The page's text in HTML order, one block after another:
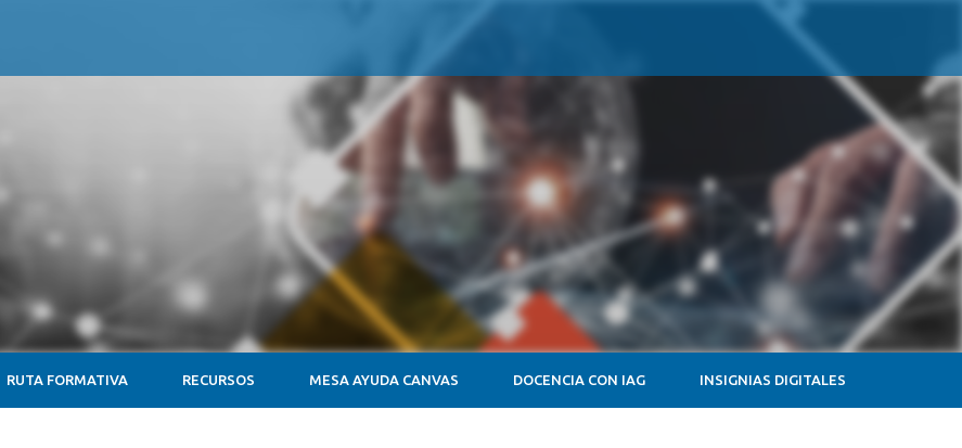
RUTA FORMATIVA RECURSOS MESA AYUDA CANVAS DOCENCIA CON IAG INSIGNIAS DIGITALES